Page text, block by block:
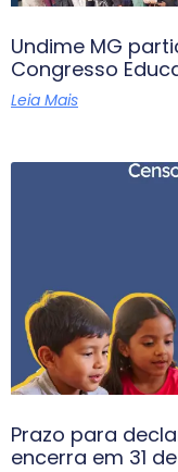
Undime MG
Congresso
Leia Mais
Prazo para
encerra em 31